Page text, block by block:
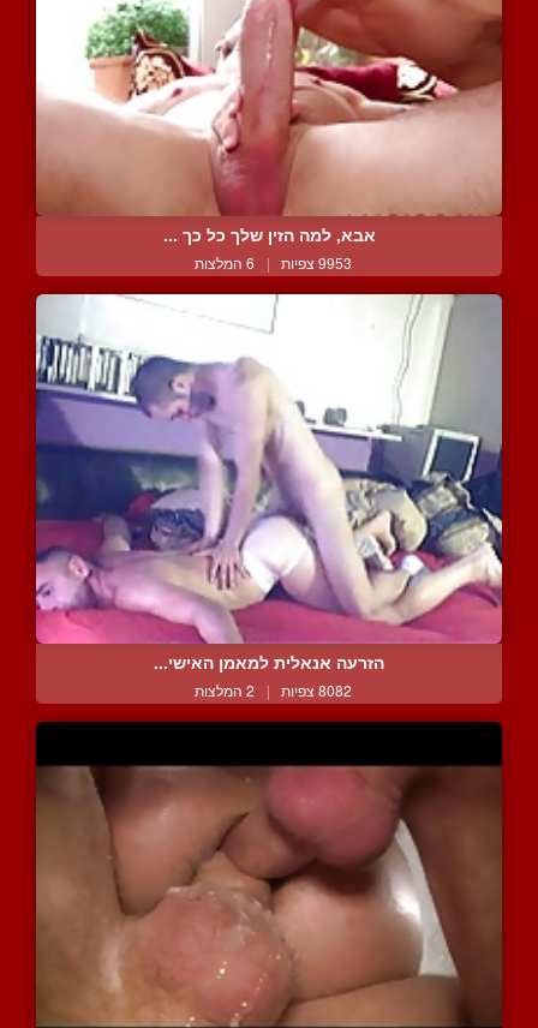
אבא, למה הזין שלך כל כך ...
9953 צפיות | 6 המלצות
הזרעה אנאלית למאמן האישי...
8082 צפיות | 2 המלצות